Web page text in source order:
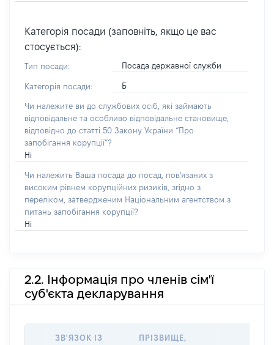
Категорія посади (заповніть, якщо це вас
стосується):
Тип посади: Посада державної служби
Категорія посади: Б
Чи належите ви до службових осіб, які займають
відповідальне та особливо відповідальне становище,
відповідно до статті 50 Закону України “Про
запобігання корупції”?
Ні
Чи належить Ваша посада до посад, пов'язаних з
високим рівнем корупційних ризиків, згідно з
переліком, затвердженим Національним агентством з
питань запобігання корупції?
Ні
2.2. Інформація про членів сім'ї
суб'єкта декларування
ЗВ'ЯЗОК ІЗ
ПРІЗВИЩЕ,